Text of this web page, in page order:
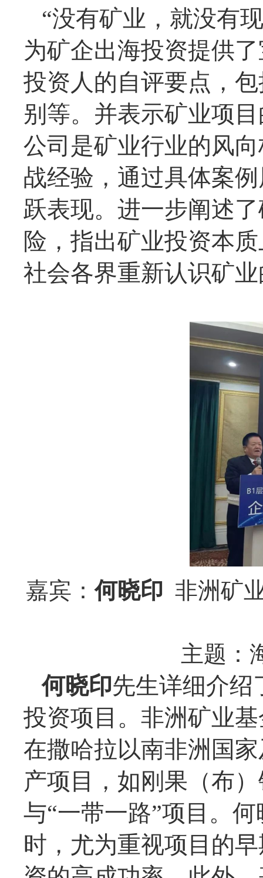
“没有矿业，就没有
为矿企出海投资提供
投资人的自评要点，
别等。并表示矿业项
公司是矿业行业的风
战经验，通过具体案
跃表现。进一步阐述
险，指出矿业投资本
社会各界重新认识矿
嘉宾：何晓印 非洲矿
主题：
何晓印先生详细介绍
投资项目。非洲矿业
在撒哈拉以南非洲国
产项目，如刚果（布
与“一带一路”项目。
时，尤为重视项目的